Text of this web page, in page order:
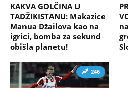
KAKVA GOLČINA U
TADŽIKISTANU: Makazice
Manua Džailova kao na
igrici, bomba za sekund
obišla planetu!
246